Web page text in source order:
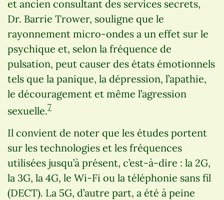
et ancien consultant des services secrets,
Dr. Barrie Trower, souligne que le
rayonnement micro-ondes a un effet sur le
psychique et, selon la fréquence de
pulsation, peut causer des états émotionnels
tels que la panique, la dépression, l’apathie,
le découragement et même l’agression
sexuelle.7
Il convient de noter que les études portent
sur les technologies et les fréquences
utilisées jusqu’à présent, c’est-à-dire : la 2G,
la 3G, la 4G, le Wi-Fi ou la téléphonie sans fil
(DECT). La 5G, d’autre part, a été à peine